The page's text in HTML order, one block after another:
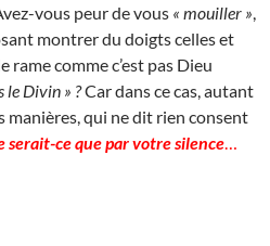
vous peur de vous « mouiller »
montrer du doigts celles et
rame comme c’est pas Dieu
le Divin » ?Car dans ce cas, autant
manières, qui ne dit rien consent
serait-ce que par votre silence